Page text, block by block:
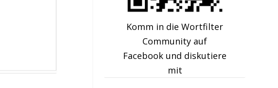
Komm in die Wortfilter
Community auf
Facebook und diskutiere
mit